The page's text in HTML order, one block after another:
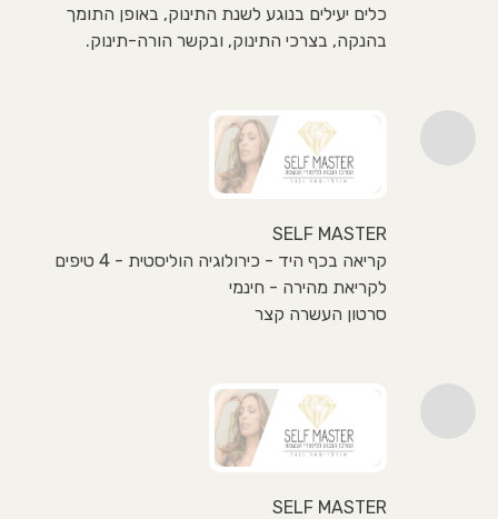
כלים יעילים בנוגע לשנת התינוק, באופן התומך
בהנקה, בצרכי התינוק, ובקשר הורה-תינוק.
SELF MASTER
קריאה בכף היד - כירולוגיה הוליסטית - 4 טיפים
לקריאת מהירה - חינמי
סרטון העשרה קצר
SELF MASTER